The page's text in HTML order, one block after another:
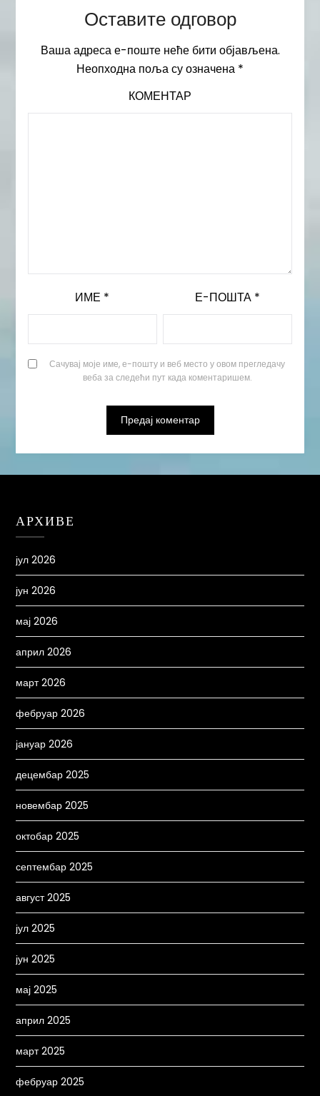
Оставите одговор
Ваша адреса е-поште неће бити објављена.
Неопходна поља су означена *
КОМЕНТАР
ИМЕ * Е-ПОШТА *
Сачувај моје име, е-пошту и веб место у овом прегледачу
веба за следећи пут када коментаришем.
АРХИВЕ
јул 2026
јун 2026
мај 2026
април 2026
март 2026
фебруар 2026
јануар 2026
децембар 2025
новембар 2025
октобар 2025
септембар 2025
август 2025
јул 2025
јун 2025
мај 2025
април 2025
март 2025
фебруар 2025